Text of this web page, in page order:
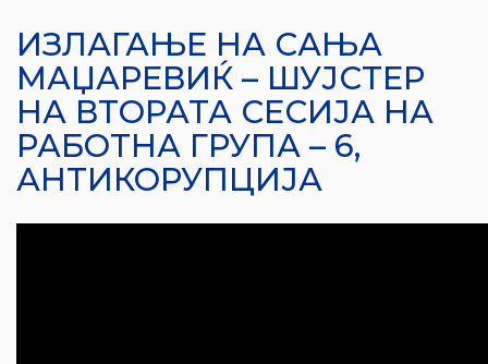
ИЗЛАГАЊЕ НА САЊА
МАЏАРЕВИЌ – ШУЈСТЕР
НА ВТОРАТА СЕСИЈА НА
РАБОТНА ГРУПА – 6,
АНТИКОРУПЦИЈА